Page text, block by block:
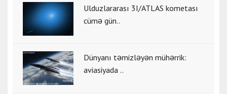
Ulduzlararası 3I/ATLAS kometası
cümə gün..
Dünyanı təmizləyən mühərrik:
aviasiyada ..